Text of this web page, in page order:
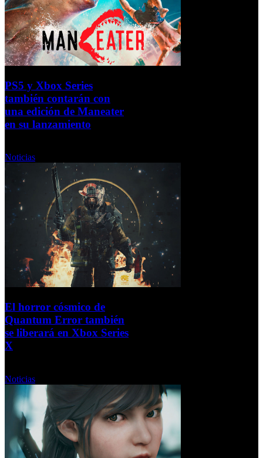
PS5 y Xbox Series
también contarán con
una edición de Maneater
en su lanzamiento
Noticias
El horror cósmico de
Quantum Error también
se liberará en Xbox Series
X
Noticias